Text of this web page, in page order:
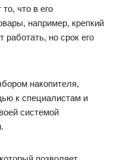
что в его
например, крепкий
но срок его
накопителя,
к специалистам и
системой